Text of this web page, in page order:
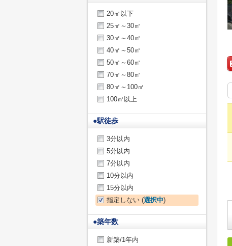
20㎡以下
25㎡～30㎡
30㎡～40㎡
40㎡～50㎡
50㎡～60㎡
70㎡～80㎡
80㎡～100㎡
100㎡以上
●駅徒歩
3分以内
5分以内
7分以内
10分以内
15分以内
指定しない (選択中)
●築年数
新築/1年内